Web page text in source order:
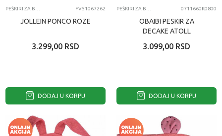
FV51067262
JOLLEIN PONCO ROZE
3.299,00 RSD
DODAJ U KORPU
0711660K0800
OBAIBI PESKIR ZA
DECAKE ATOLL
3.099,00 RSD
DODAJ U KORPU